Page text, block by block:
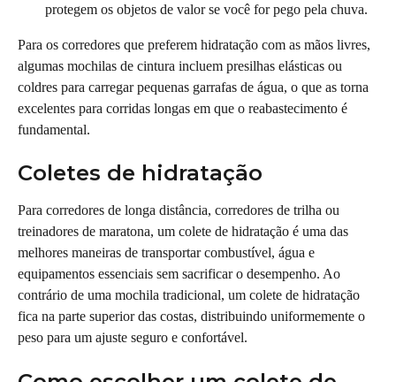
protegem os objetos de valor se você for pego pela chuva.
Para os corredores que preferem hidratação com as mãos livres,
algumas mochilas de cintura incluem presilhas elásticas ou
coldres para carregar pequenas garrafas de água, o que as torna
excelentes para corridas longas em que o reabastecimento é
fundamental.
Coletes de hidratação
Para corredores de longa distância, corredores de trilha ou
treinadores de maratona, um colete de hidratação é uma das
melhores maneiras de transportar combustível, água e
equipamentos essenciais sem sacrificar o desempenho. Ao
contrário de uma mochila tradicional, um colete de hidratação
fica na parte superior das costas, distribuindo uniformemente o
peso para um ajuste seguro e confortável.